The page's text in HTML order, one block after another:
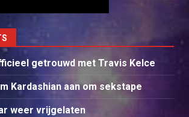
getrouwd met Travis Kelce
Kardashian aan om sekstape
weer vrijgelaten